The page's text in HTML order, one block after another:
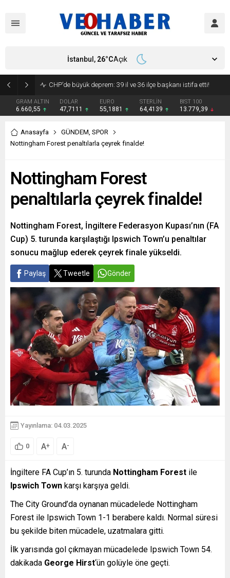
GRAM ALTIN
6.660,55
DOLAR
47,7111
EURO
55,1881
STERLİN
64,4139
BIST 100
13.779,39
İstanbul, 26°CAçık
Anasayfa GÜNDEM, SPOR
Nottingham Forest penaltılarla çeyrek finalde!
Nottingham Forest
penaltılarla çeyrek finalde!
Nottingham Forest, İngiltere Federasyon Kupası’nın (FA
Cup) 5. turunda karşılaştığı Ipswich Town’u penaltılar
sonucu mağlup ederek çeyrek finale yükseldi.
Paylaş Tweetle Gönder
Yayınlama: 04.03.2025
0 A+ A-
İngiltere FA Cup’ın 5. turunda Nottingham Forest ile
Ipswich Town karşı karşıya geldi.
The City Ground’da oynanan mücadelede Nottingham
Forest ile Ipswich Town 1-1 berabere kaldı. Normal süresi
bu şekilde biten mücadele, uzatmalara gitti.
İlk yarısında gol çıkmayan mücadelede Ipswich Town 54.
dakikada George Hirst‘ün golüyle öne geçti.